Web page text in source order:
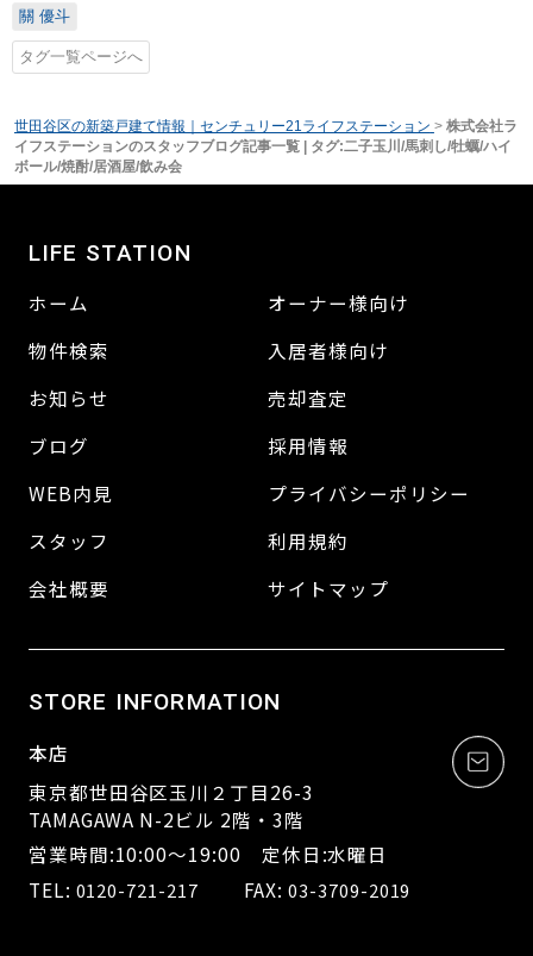
關 優斗
タグ一覧ページへ
世田谷区の新築戸建て情報｜センチュリー21ライフステーション > 株式会社ラ
イフステーションのスタッフブログ記事一覧 | タグ:二子玉川/馬刺し/牡蠣/ハイ
ボール/焼酎/居酒屋/飲み会
LIFE STATION
ホーム
物件検索
お知らせ
ブログ
WEB内見
スタッフ
会社概要
オーナー様向け
入居者様向け
売却査定
採用情報
プライバシーポリシー
利用規約
サイトマップ
STORE INFORMATION
本店
東京都世田谷区玉川２丁目26-3
TAMAGAWA N-2ビル 2階・3階
営業時間:10:00～19:00 定休日:水曜日
TEL: 0120-721-217 FAX:03-3709-2019